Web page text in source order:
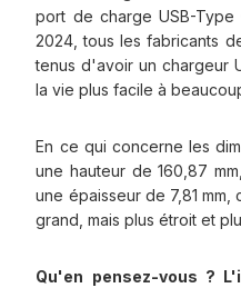
port de charge USB-
2024, tous les fabricants
tenus d'avoir un chargeur
la vie plus facile à
En ce qui concerne les
une hauteur de 160,87
une épaisseur de 7,81
grand, mais plus étroit et
Qu'en pensez-vous ?